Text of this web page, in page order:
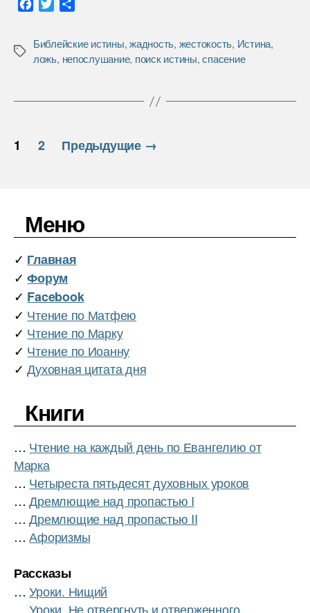
e
b
t
t
р
а
Метки
Библейские истины,жадность, жестокость, Истина,
ложь, непослушание, поиск истины,спасение
Пагинация
1 2 Предыдущие →
Меню
✓ Главная
✓Форум
✓ Facebook
✓ Чтение по Матфею
✓ Чтение по Марку
✓ Чтение по Иоанну
✓Духовная цитата дня
Книги
… Чтение на каждый день по Евангелию от
Марка
… Четыреста пятьдесят духовных уроков
…Дремлющие над пропастью I
…Дремлющие над пропастью II
…Афоризмы
Рассказы
…Уроки. Нищий
…Уроки. Не отвергнуть и отверженного...